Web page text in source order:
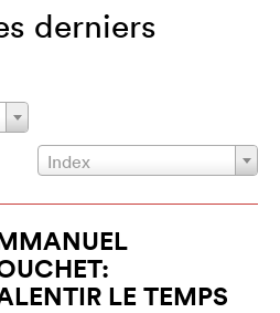
derniers
Index
LE TEMPS